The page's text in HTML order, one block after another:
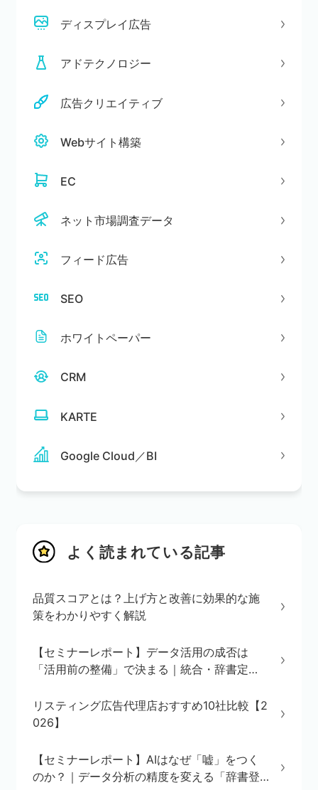
ディスプレイ広告
アドテクノロジー
広告クリエイティブ
Webサイト構築
EC
ネット市場調査データ
フィード広告
SEO
ホワイトペーパー
CRM
KARTE
Google Cloud／BI
よく読まれている記事
品質スコアとは？上げ方と改善に効果的な施
策をわかりやすく解説
【セミナーレポート】データ活用の成否は
「活用前の整備」で決まる｜統合・辞書定
リスティング広告代理店おすすめ10社比較【2
026】
【セミナーレポート】AIはなぜ「嘘」をつく
のか？｜データ分析の精度を変える「辞書登